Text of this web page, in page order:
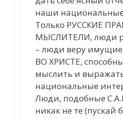
наши
Только РУССКИЕ
МЫСЛИТЕЛИ, люди
– люди веру
ВО ХРИСТЕ,
мыслить и
национальные
Люди, подобные
никак не те (пускай